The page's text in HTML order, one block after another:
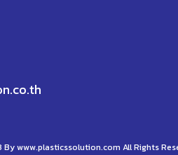
www.plasticssolution.com All Rights